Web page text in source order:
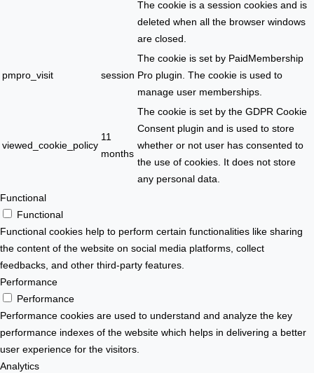
The cookie is a session cookies and is
deleted when all the browser windows
are closed.
pmpro_visit session
The cookie is set by PaidMembership
Pro plugin. The cookie is used to
manage user memberships.
viewed_cookie_policy
11
months
The cookie is set by the GDPR Cookie
Consent plugin and is used to store
whether or not user has consented to
the use of cookies. It does not store
any personal data.
Functional
Functional
Functional cookies help to perform certain functionalities like sharing
the content of the website on social media platforms, collect
feedbacks, and other third-party features.
Performance
Performance
Performance cookies are used to understand and analyze the key
performance indexes of the website which helps in delivering a better
user experience for the visitors.
Analytics